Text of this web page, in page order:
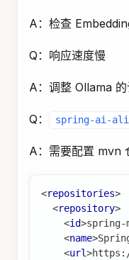
A：检查
Q：响应速度慢
A：调整 Ollama
Q： spring-ai-
A：需要配置 mvn
<repositories>
<repository>
<id>spring-
<name>
<url>